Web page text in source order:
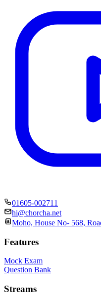
01605-002711
hi@chorcha.net
Moho, House No- 568,
Features
Mock Exam
Question Bank
Streams